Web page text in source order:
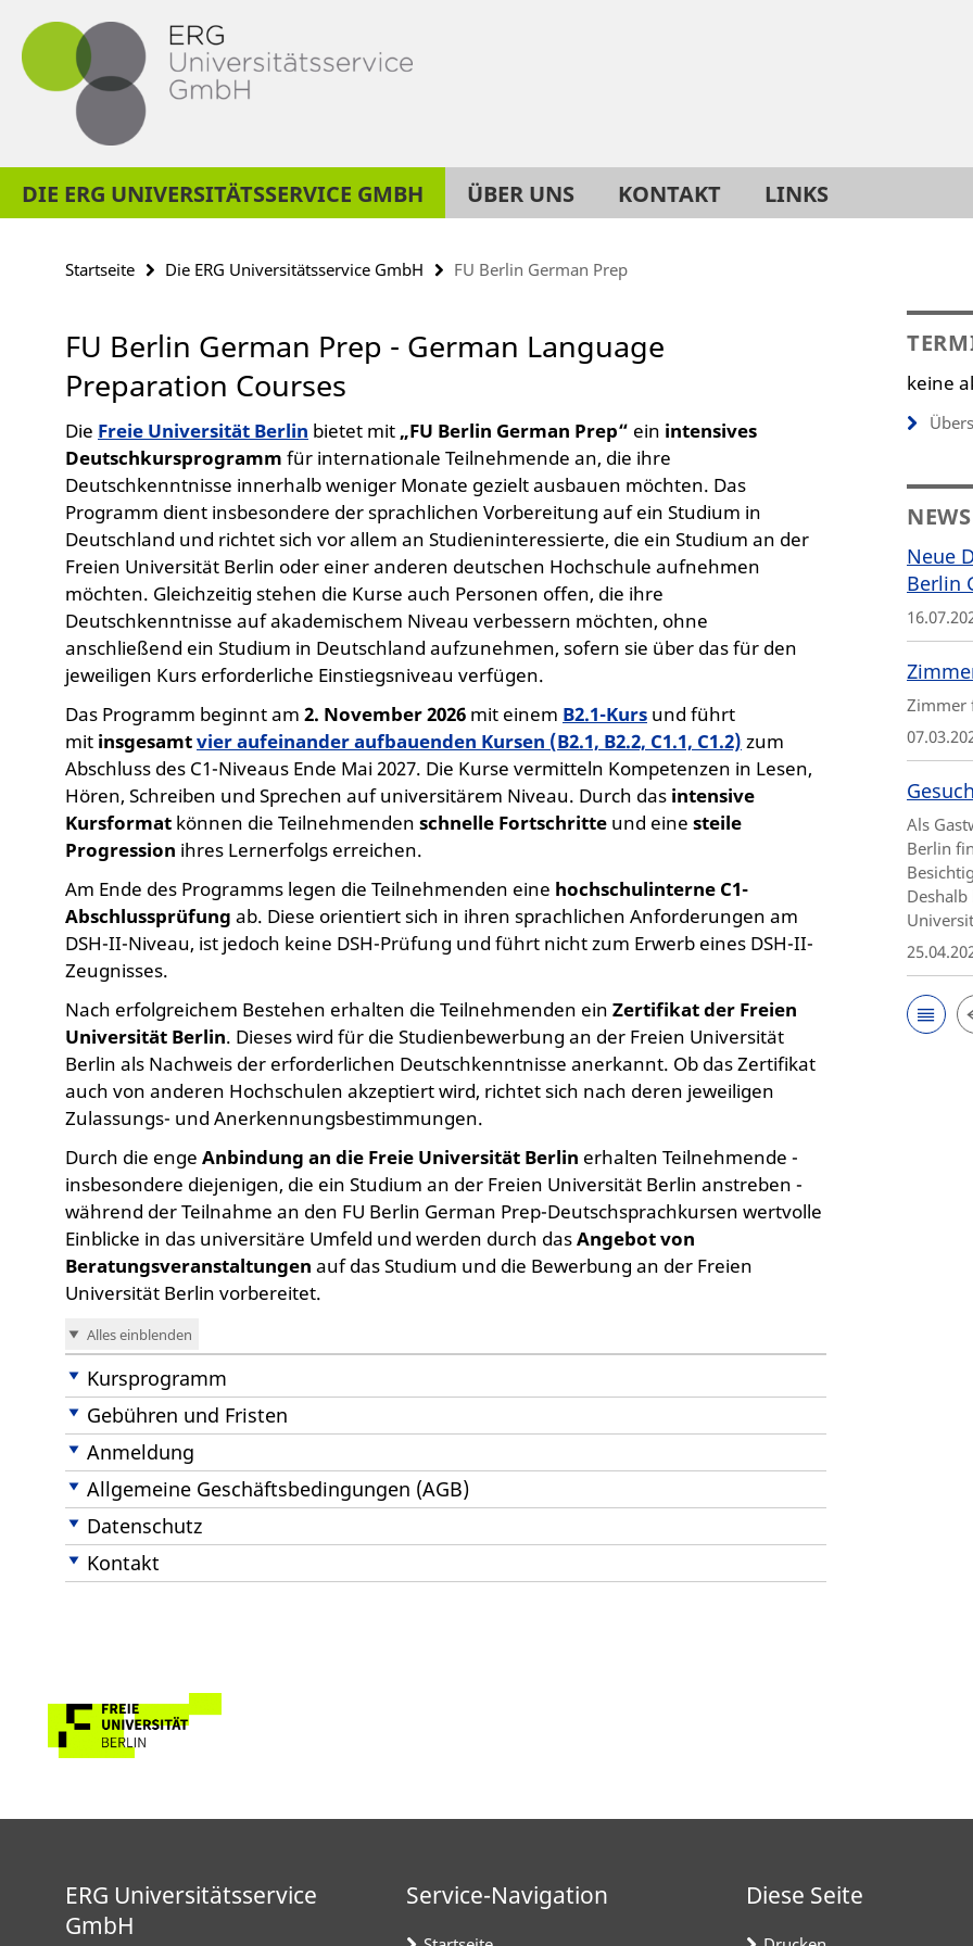
direkt
Inhalt
Service-
Navigation
DIE ERG UNIVERSITÄTSSERVICE GMBH ÜBER UNS KONTAKT LINKS
Startseite Die ERG Universitätsservice GmbH FU Berlin German Prep
FU Berlin German Prep - German Language
Preparation Courses
Die Freie Universität Berlin bietet mit „FU Berlin German Prep“ ein intensives
Deutschkursprogramm für internationale Teilnehmende an, die ihre
Deutschkenntnisse innerhalb weniger Monate gezielt ausbauen möchten. Das
Programm dient insbesondere der sprachlichen Vorbereitung auf ein Studium in
Deutschland und richtet sich vor allem an Studieninteressierte, die ein Studium an der
Freien Universität Berlin oder einer anderen deutschen Hochschule aufnehmen
möchten. Gleichzeitig stehen die Kurse auch Personen offen, die ihre
Deutschkenntnisse auf akademischem Niveau verbessern möchten, ohne
anschließend ein Studium in Deutschland aufzunehmen, sofern sie über das für den
jeweiligen Kurs erforderliche Einstiegsniveau verfügen.
Das Programm beginnt am 2. November 2026 mit einem B2.1-Kurs und führt
mit insgesamtvier aufeinander aufbauenden Kursen (B2.1, B2.2, C1.1, C1.2) zum
Abschluss des C1-Niveaus Ende Mai 2027. Die Kurse vermitteln Kompetenzen in Lesen,
Hören, Schreiben und Sprechen auf universitärem Niveau. Durch das intensive
Kursformat können die Teilnehmenden schnelle Fortschritte und eine steile
Progression ihres Lernerfolgs erreichen.
Am Ende des Programms legen die Teilnehmenden eine hochschulinterne C1-
Abschlussprüfung ab. Diese orientiert sich in ihren sprachlichen Anforderungen am
DSH-II-Niveau, ist jedoch keine DSH-Prüfung und führt nicht zum Erwerb eines DSH-II-
Zeugnisses.
Nach erfolgreichem Bestehen erhalten die Teilnehmenden ein Zertifikat der Freien
Universität Berlin. Dieses wird für die Studienbewerbung an der Freien Universität
Berlin als Nachweis der erforderlichen Deutschkenntnisse anerkannt. Ob das Zertifikat
auch von anderen Hochschulen akzeptiert wird, richtet sich nach deren jeweiligen
Zulassungs- und Anerkennungsbestimmungen.
Durch die enge Anbindung an die Freie Universität Berlin erhalten Teilnehmende -
insbesondere diejenigen, die ein Studium an der Freien Universität Berlin anstreben -
während der Teilnahme an den FU Berlin German Prep-Deutschsprachkursen wertvolle
Einblicke in das universitäre Umfeld und werden durch dasAngebot von
Beratungsveranstaltungen auf das Studium und die Bewerbung an der Freien
Universität Berlin vorbereitet.
Alles einblenden
Kursprogramm
Gebühren und Fristen
Anmeldung
Allgemeine Geschäftsbedingungen (AGB)
Datenschutz
Kontakt
keine
NEWS
Neue
Berlin
Zimmer
Als
Berlin
ERG Universitätsservice
GmbH
Service-Navigation Diese Seite